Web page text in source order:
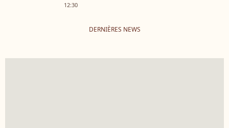
12:30
DERNIÈRES NEWS